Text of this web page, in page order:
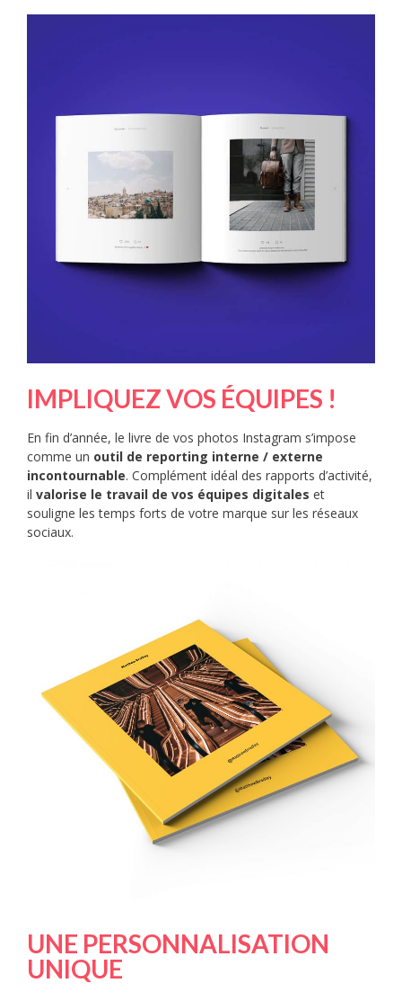
IMPLIQUEZ VOS ÉQUIPES !
En fin d’année, le livre de vos photos Instagram s’impose
comme un outil de reporting interne / externe
incontournable. Complément idéal des rapports d’activité,
il valorise le travail de vos équipes digitales et
souligne les temps forts de votre marque sur les réseaux
sociaux.
UNE PERSONNALISATION
UNIQUE